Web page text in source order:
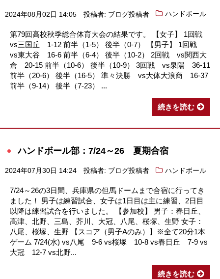
2024年08月02日 14:05 投稿者: ブログ投稿者 ハンドボール
第79回高校秋季総合体育大会の結果です。 【女子】 1回戦
vs三国丘 1-12 前半（1-5） 後半（0-7） 【男子】 1回戦
vs東大谷 16-6 前半（6-4） 後半（10-2） 2回戦 vs関西大
倉 20-15 前半（10-6） 後半（10-9） 3回戦 vs泉陽 36-11
前半（20-6） 後半（16-5） 準々決勝 vs大体大浪商 16-37
前半（9-14） 後半（7-23） ...
続きを読む
ハンドボール部：7/24～26 夏期合宿
2024年07月30日 14:24 投稿者: ブログ投稿者 ハンドボール
7/24～26の3日間、兵庫県の但馬ドームまで合宿に行ってき
ました！ 男子は練習試合、女子は1日目は主に練習、2日目
以降は練習試合を行いました。 【参加校】 男子：春日丘、
高津、北野、三島、芥川、大冠、八尾、桜塚、生野 女子：
八尾、桜塚、生野 【スコア（男子Aのみ）】※全て20分1本
ゲーム 7/24(水) vs八尾 9-6 vs桜塚 10-8 vs春日丘 7-9 vs
大冠 12-7 vs北野...
続きを読む